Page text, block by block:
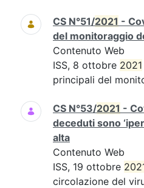
CS N°51/2021 -
del monitoraggio
Contenuto Web
ISS, 8 ottobre 2021
principali del
CS N°53/2021 -
deceduti sono
alta
Contenuto Web
ISS, 19 ottobre
circolazione del